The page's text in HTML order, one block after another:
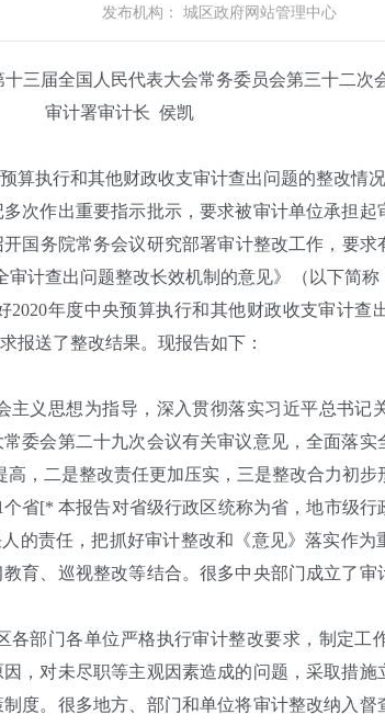
发布机构： 城区政府网站管理中心
届全国人民代表大会常务委员会第三十二次
审计署审计长 侯凯
执行和其他财政收支审计查出问题的整改情况
作出重要指示批示，要求被审计单位承担起
国务院常务会议研究部署审计整改工作，要求
计查出问题整改长效机制的意见》（以下简
年度中央预算执行和其他财政收支审计查
报送了整改结果。现报告如下：
义思想为指导，深入贯彻落实习近平总书记
委会第二十九次会议有关审议意见，全面落
，二是整改责任更加压实，三是整改合力初步
[* 本报告对省级行政区统称为省，地市级行
的责任，把抓好审计整改和《意见》落实作为
育、巡视整改等结合。很多中央部门成立了
部门各单位严格执行审计整改要求，制定工
，对未尽职等主观因素造成的问题，采取措
度。很多地方、部门和单位将审计整改纳入